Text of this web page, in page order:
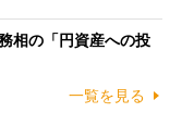
相の「円資産への投
一覧を見る